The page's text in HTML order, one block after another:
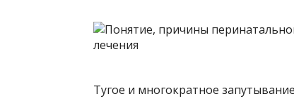
Тугое и многократное